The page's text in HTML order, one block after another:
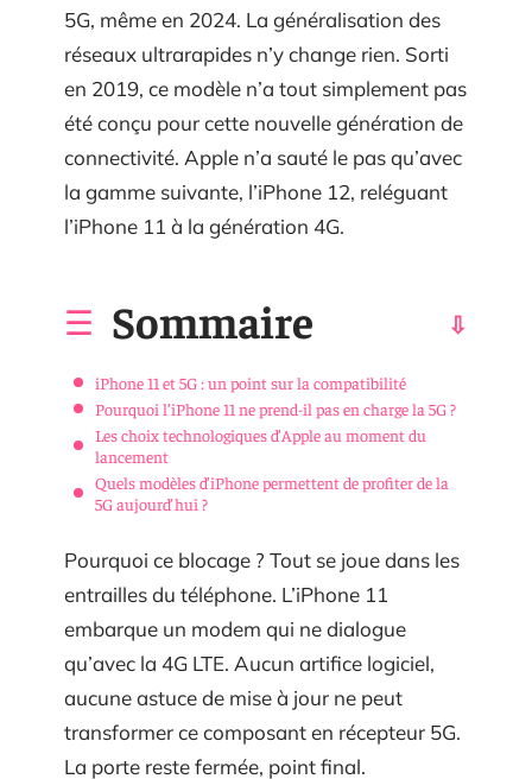
5G, même en 2024. La généralisation des
réseaux ultrarapides n’y change rien. Sorti
en 2019, ce modèle n’a tout simplement pas
été conçu pour cette nouvelle génération de
connectivité. Apple n’a sauté le pas qu’avec
la gamme suivante, l’iPhone 12, reléguant
l’iPhone 11 à la génération 4G.
Sommaire
iPhone 11 et 5G : un point sur la compatibilité
Pourquoi l’iPhone 11 ne prend-il pas en charge la 5G ?
Les choix technologiques d’Apple au moment du
lancement
Quels modèles d’iPhone permettent de profiter de la
5G aujourd’hui ?
Pourquoi ce blocage ? Tout se joue dans les
entrailles du téléphone. L’iPhone 11
embarque un modem qui ne dialogue
qu’avec la 4G LTE. Aucun artifice logiciel,
aucune astuce de mise à jour ne peut
transformer ce composant en récepteur 5G.
La porte reste fermée, point final.